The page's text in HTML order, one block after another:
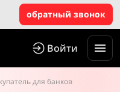
обратный звонок
Войти
для банков